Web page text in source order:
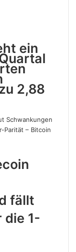
ein
2,88
fällt
die 1-